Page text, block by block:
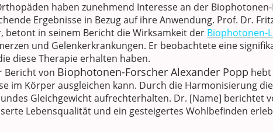
haben zunehmend Interesse an der
Ergebnisse in Bezug auf ihre Anwendung. Prof. Dr.
betont in seinem Bericht die Wirksamkeit der Biophotonen-
und Gelenkerkrankungen. Er beobachtete eine
diese Therapie erhalten haben.
Bericht von Biophotonen-Forscher Alexander Popp
im Körper ausgleichen kann. Durch die Harmonisierung
Gleichgewicht aufrechterhalten. Dr. [Name] berichtet
Lebensqualität und ein gesteigertes Wohlbefinden